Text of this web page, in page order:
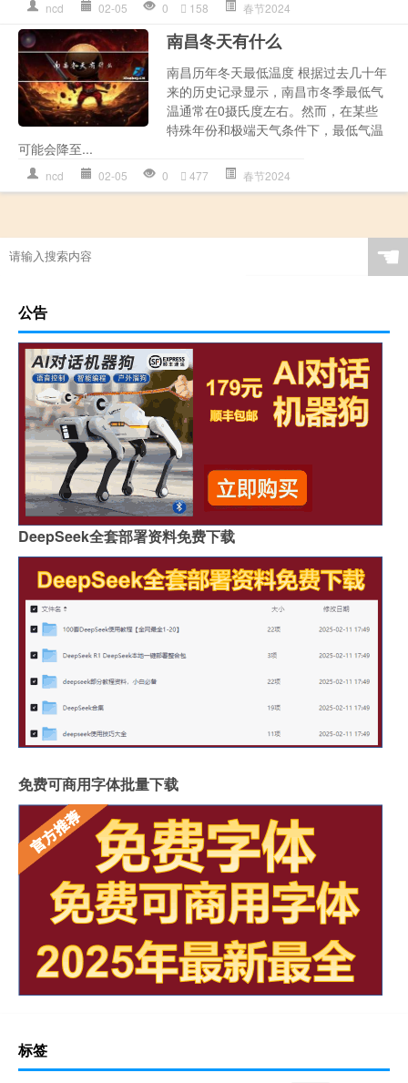
ncd 02-05 0 158 春节2024
南昌冬天有什么
南昌历年冬天最低温度 根据过去几十年
来的历史记录显示，南昌市冬季最低气
温通常在0摄氏度左右。然而，在某些
特殊年份和极端天气条件下，最低气温
可能会降至...
ncd 02-05 0 477 春节2024
☚
公告
DeepSeek全套部署资料免费下载
免费可商用字体批量下载
标签